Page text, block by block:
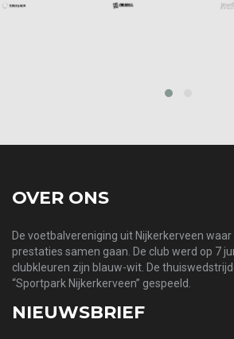
prev
OVER ONS
De voetbalvereniging uit Nijkerkerveen
prestaties samen gaan. De club werd op 7
clubkleuren zijn blauw-wit. De
“Sportpark Nijkerkerveen” gespeeld.
NIEUWSBRIEF